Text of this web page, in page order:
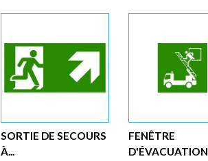
SORTIE DE SECOURS
À...
FENÊTRE
D'ÉVACUATION